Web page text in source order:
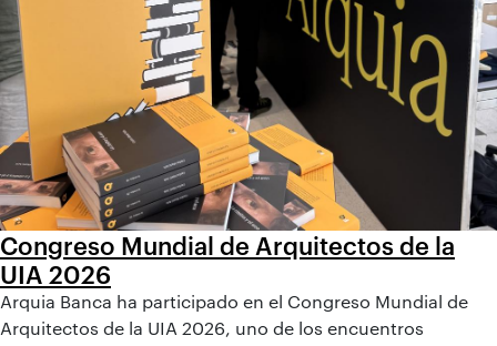
Congreso Mundial de Arquitectos de la
UIA 2026
Arquia Banca ha participado en el Congreso Mundial de
Arquitectos de la UIA 2026, uno de los encuentros